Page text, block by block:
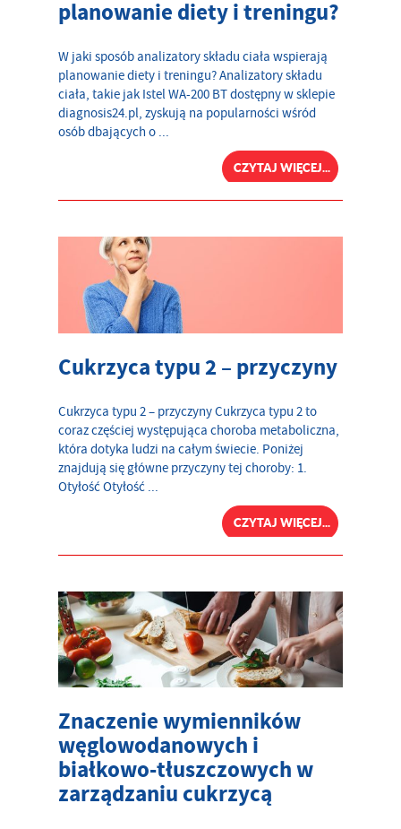
planowanie diety i treningu?
W jaki sposób analizatory składu ciała wspierają
planowanie diety i treningu? Analizatory składu
ciała, takie jak Istel WA-200 BT dostępny w sklepie
diagnosis24.pl, zyskują na popularności wśród
osób dbających o ...
CZYTAJ WIĘCEJ...
Cukrzyca typu 2 – przyczyny
Cukrzyca typu 2 – przyczyny Cukrzyca typu 2 to
coraz częściej występująca choroba metaboliczna,
która dotyka ludzi na całym świecie. Poniżej
znajdują się główne przyczyny tej choroby: 1.
Otyłość Otyłość ...
CZYTAJ WIĘCEJ...
Znaczenie wymienników
węglowodanowych i
białkowo-tłuszczowych w
zarządzaniu cukrzycą